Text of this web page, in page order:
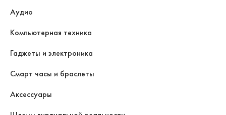
Аудио
Компьютерная техника
Гаджеты и электроника
Смарт часы и браслеты
Аксессуары